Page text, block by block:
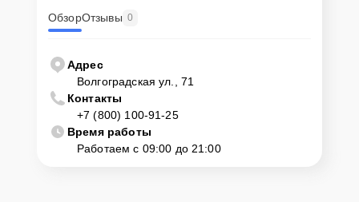
ОбзорОтзывы 0
Адрес
Волгоградская ул., 71
Контакты
+7 (800) 100-91-25
Время работы
Работаем с 09:00 до 21:00